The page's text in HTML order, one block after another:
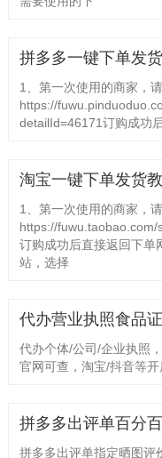
拼多多一键下单发
1、第一次使用的商家，
https://
detailId=46171订购成功
淘宝一键下单发货
1、第一次使用的商家，
https://
订购成功后直接返回下单
站，选择
代办营业执照食品
代办个体/公司/企业执照
官网可查，淘宝/抖音等
拼多多出评单百分
拼多多出评单指定晒图评